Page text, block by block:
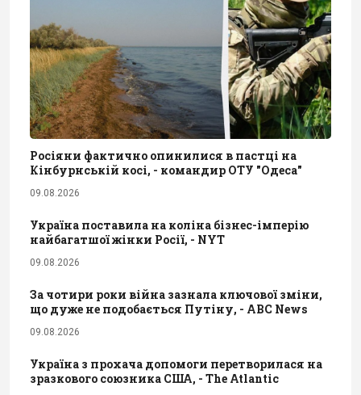
Росіяни фактично опинилися в пастці на
Кінбурнській косі, - командир ОТУ "Одеса"
09.08.2026
Україна поставила на коліна бізнес-імперію
найбагатшої жінки Росії, - NYT
09.08.2026
За чотири роки війна зазнала ключової зміни,
що дуже не подобається Путіну, - ABC News
09.08.2026
Україна з прохача допомоги перетворилася на
зразкового союзника США, - The Atlantic